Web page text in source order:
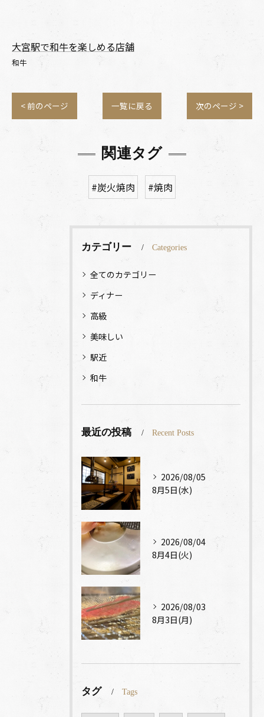
大宮駅で和牛を楽しめる店舗
和牛
< 前のページ 一覧に戻る 次のページ >
関連タグ
#炭火焼肉 #焼肉
カテゴリー Categories
全てのカテゴリー
ディナー
高級
美味しい
駅近
和牛
最近の投稿 Recent Posts
2026/08/05
8月5日(水)
2026/08/04
8月4日(火)
2026/08/03
8月3日(月)
タグ Tags